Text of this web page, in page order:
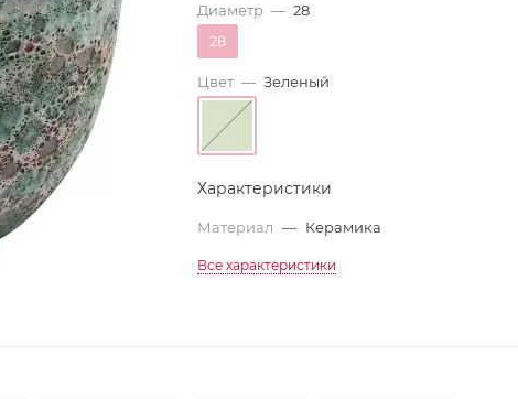
Диаметр — 28
28
Цвет — Зеленый
Характеристики
Материал — Керамика
Все характеристики